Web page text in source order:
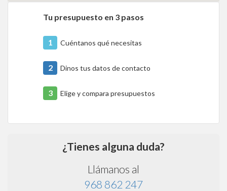
Tu presupuesto en 3 pasos
1 Cuéntanos qué necesitas
2 Dinos tus datos de contacto
3 Elige y compara presupuestos
¿Tienes alguna duda?
Llámanos al
968 862 247